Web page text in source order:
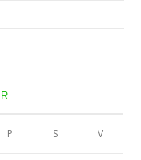
P S V